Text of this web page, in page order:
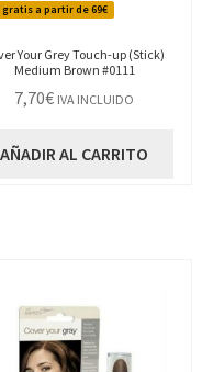
a partir de 69€
Your Grey Touch-up (Stick)
Medium Brown #0111
7,70€ IVA INCLUIDO
AÑADIR AL CARRITO